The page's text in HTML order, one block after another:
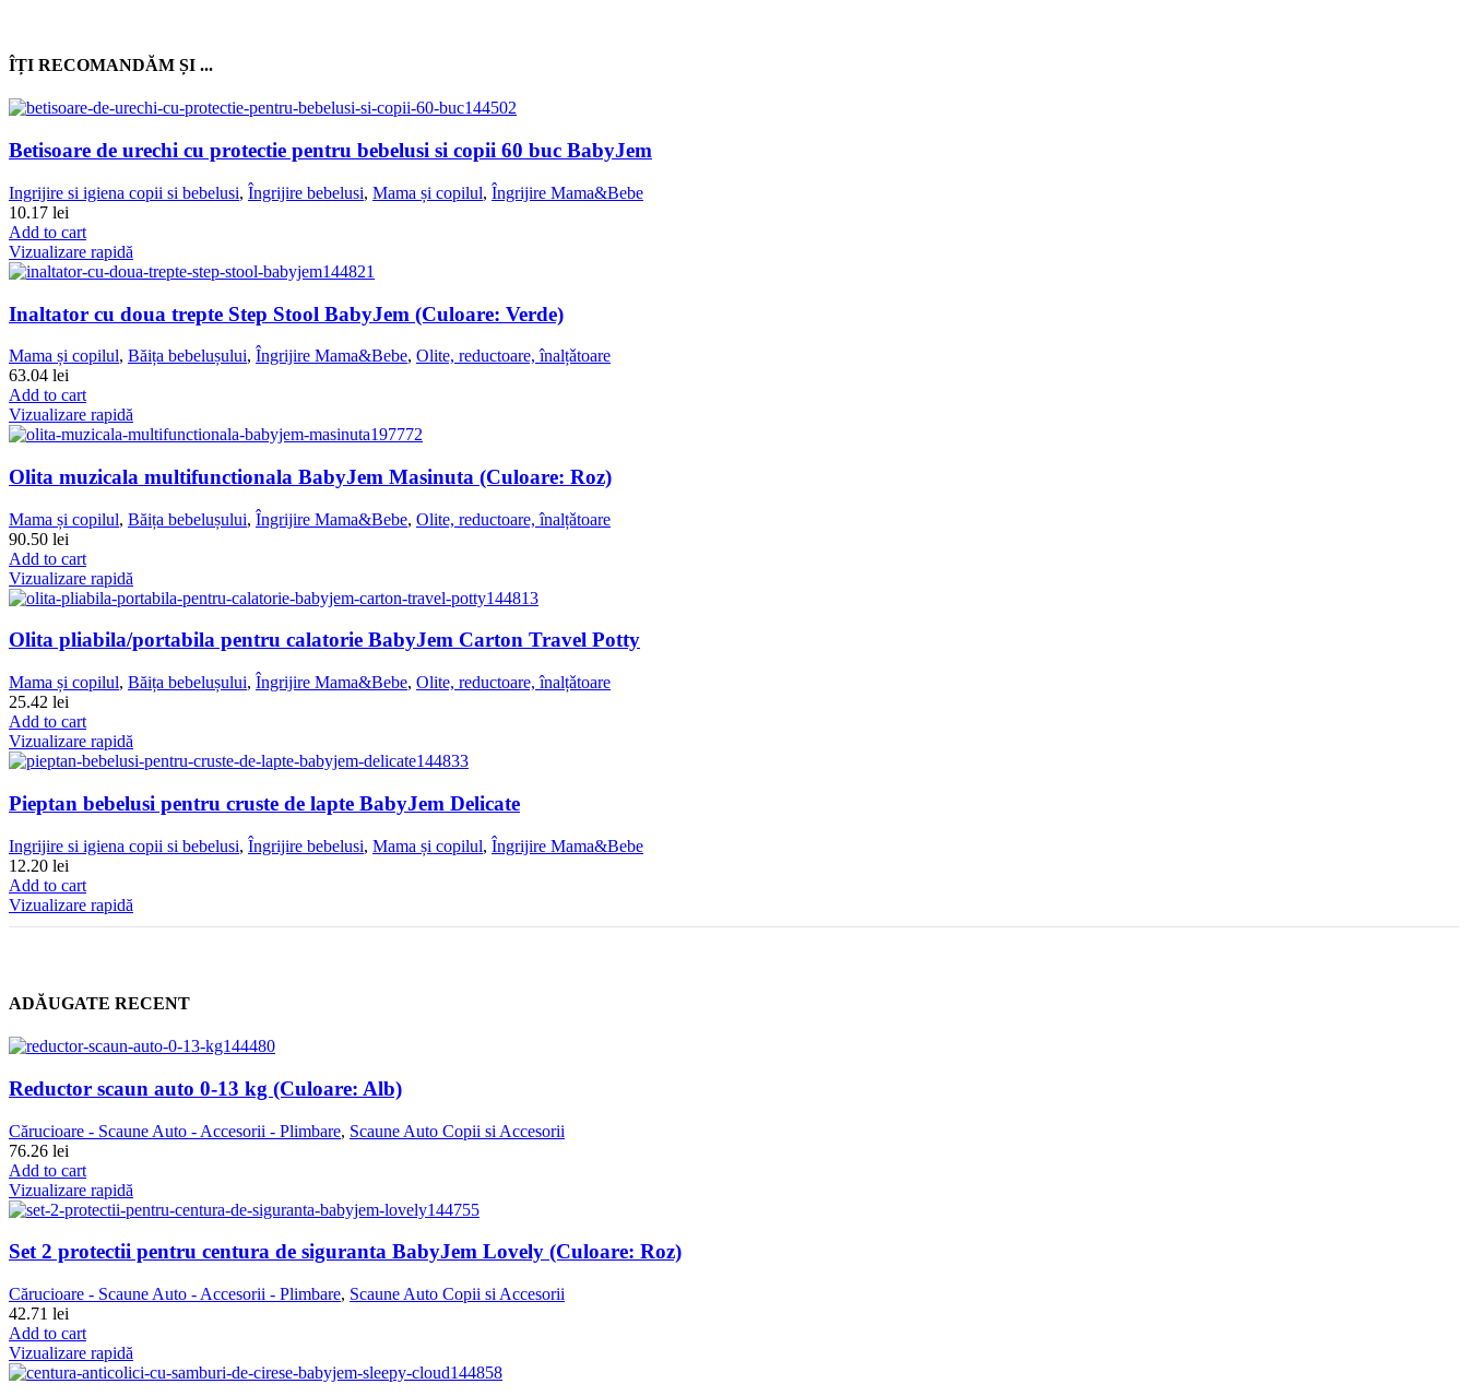
ÎȚI RECOMANDĂM ȘI ...
Betisoare de urechi cu protectie pentru bebelusi si copii 60 buc BabyJem
Ingrijire si igiena copii si bebelusi, Îngrijire bebelusi, Mama și copilul, Îngrijire Mama&Bebe
10.17 lei
Add to cart
Vizualizare rapidă
Inaltator cu doua trepte Step Stool BabyJem (Culoare: Verde)
Mama și copilul, Băița bebelușului, Îngrijire Mama&Bebe, Olite, reductoare, înalțǎtoare
63.04 lei
Add to cart
Vizualizare rapidă
Olita muzicala multifunctionala BabyJem Masinuta (Culoare: Roz)
Mama și copilul, Băița bebelușului, Îngrijire Mama&Bebe, Olite, reductoare, înalțǎtoare
90.50 lei
Add to cart
Vizualizare rapidă
Olita pliabila/portabila pentru calatorie BabyJem Carton Travel Potty
Mama și copilul, Băița bebelușului, Îngrijire Mama&Bebe, Olite, reductoare, înalțǎtoare
25.42 lei
Add to cart
Vizualizare rapidă
Pieptan bebelusi pentru cruste de lapte BabyJem Delicate
Ingrijire si igiena copii si bebelusi, Îngrijire bebelusi, Mama și copilul, Îngrijire Mama&Bebe
12.20 lei
Add to cart
Vizualizare rapidă
ADĂUGATE RECENT
Reductor scaun auto 0-13 kg (Culoare: Alb)
Cărucioare - Scaune Auto - Accesorii - Plimbare, Scaune Auto Copii si Accesorii
76.26 lei
Add to cart
Vizualizare rapidă
Set 2 protectii pentru centura de siguranta BabyJem Lovely (Culoare: Roz)
Cărucioare - Scaune Auto - Accesorii - Plimbare, Scaune Auto Copii si Accesorii
42.71 lei
Add to cart
Vizualizare rapidă